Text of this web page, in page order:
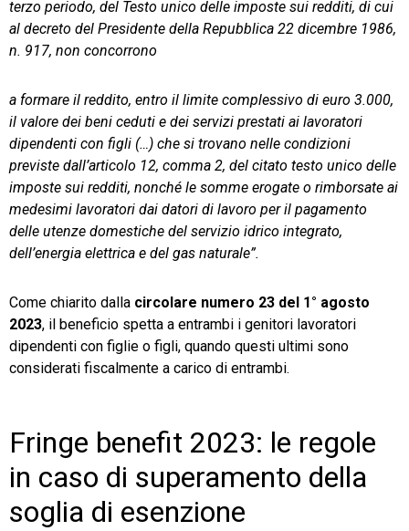
terzo periodo, del Testo unico delle imposte sui redditi, di cui
al decreto del Presidente della Repubblica 22 dicembre 1986,
n. 917, non concorrono
a formare il reddito, entro il limite complessivo di euro 3.000,
il valore dei beni ceduti e dei servizi prestati ai lavoratori
dipendenti con figli (…) che si trovano nelle condizioni
previste dall’articolo 12, comma 2, del citato testo unico delle
imposte sui redditi, nonché le somme erogate o rimborsate ai
medesimi lavoratori dai datori di lavoro per il pagamento
delle utenze domestiche del servizio idrico integrato,
dell’energia elettrica e del gas naturale”.
Come chiarito dalla circolare numero 23 del 1° agosto
2023, il beneficio spetta a entrambi i genitori lavoratori
dipendenti con figlie o figli, quando questi ultimi sono
considerati fiscalmente a carico di entrambi.
Fringe benefit 2023: le regole
in caso di superamento della
soglia di esenzione